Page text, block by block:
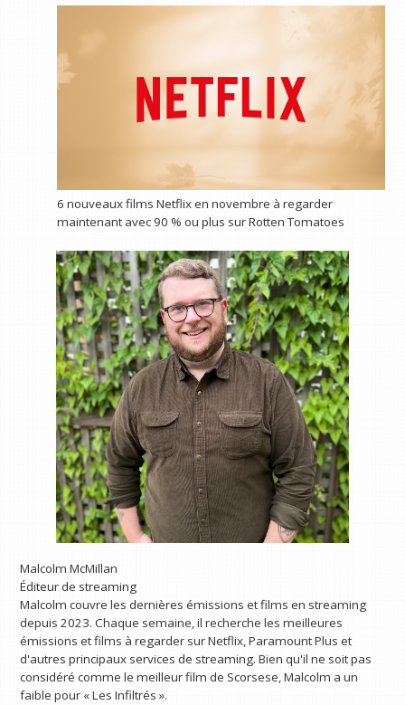
6 nouveaux films Netflix en novembre à regarder
maintenant avec 90 % ou plus sur Rotten Tomatoes
Malcolm McMillan
Éditeur de streaming
Malcolm couvre les dernières émissions et films en streaming
depuis 2023. Chaque semaine, il recherche les meilleures
émissions et films à regarder sur Netflix, Paramount Plus et
d'autres principaux services de streaming. Bien qu'il ne soit pas
considéré comme le meilleur film de Scorsese, Malcolm a un
faible pour « Les Infiltrés ».